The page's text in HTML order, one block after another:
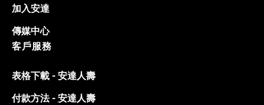
加入安達
傳媒中心
客戶服務
表格下載 - 安達人壽
付款方法 - 安達人壽